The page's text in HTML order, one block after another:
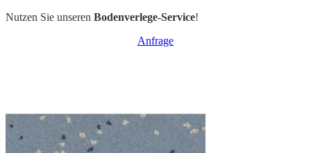
Nutzen Sie unseren Bodenverlege-Service!
Anfrage